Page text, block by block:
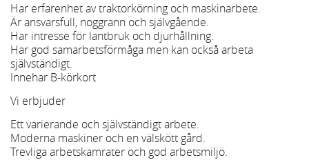
Har erfarenhet av traktorkörning och maskinarbete.
Är ansvarsfull, noggrann och självgående.
Har intresse för lantbruk och djurhållning.
Har god samarbetsförmåga men kan också arbeta
självständigt.
Innehar B-körkort
Vi erbjuder
Ett varierande och självständigt arbete.
Moderna maskiner och en välskött gård.
Trevliga arbetskamrater och god arbetsmiljö.